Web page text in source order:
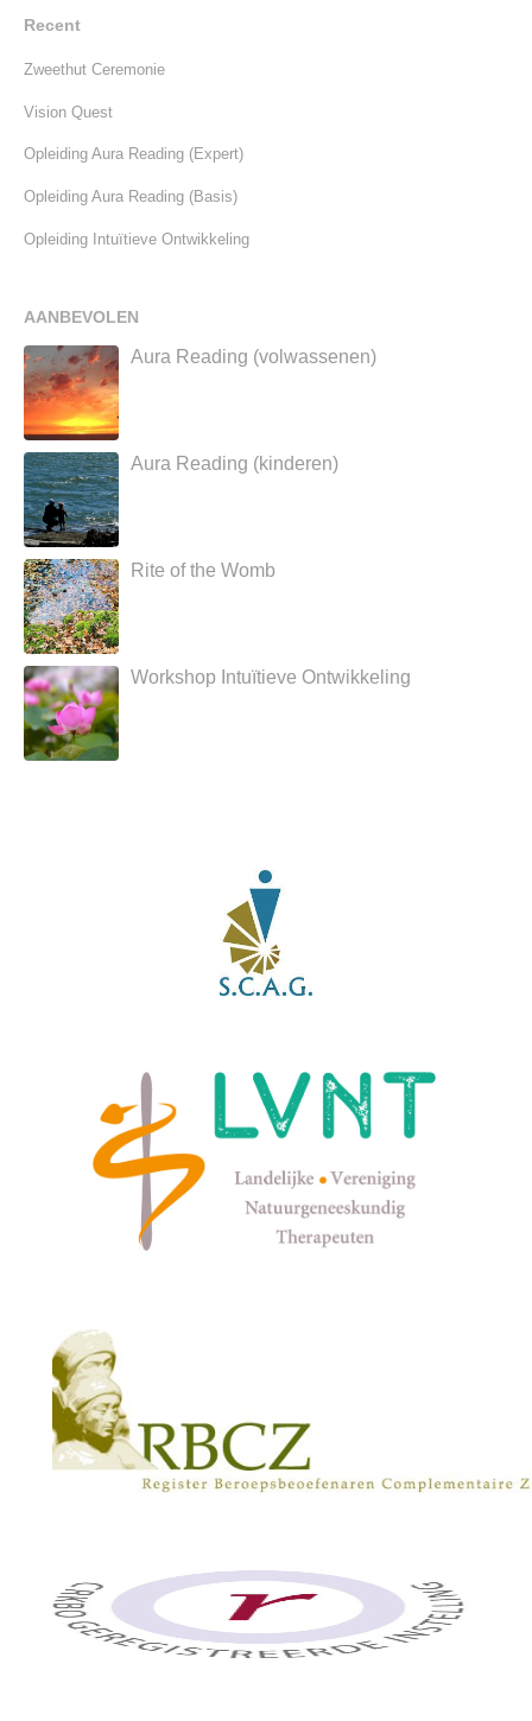
Recent
Zweethut Ceremonie
Vision Quest
Opleiding Aura Reading (Expert)
Opleiding Aura Reading (Basis)
Opleiding Intuïtieve Ontwikkeling
AANBEVOLEN
Aura Reading (volwassenen)
Aura Reading (kinderen)
Rite of the Womb
Workshop Intuïtieve Ontwikkeling